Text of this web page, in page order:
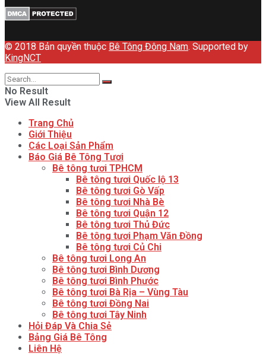
© 2018 Bản quyền thuộc Bê Tông Đông Nam. Supported by
KingNCT
No Result
View All Result
Trang Chủ
Giới Thiệu
Các Loại Sản Phẩm
Báo Giá Bê Tông Tươi
Bê tông tươi TPHCM
Bê tông tươi Quốc lộ 13
Bê tông tươi Gò Vấp
Bê tông tươi Nhà Bè
Bê tông tươi Quận 12
Bê tông tươi Thủ Đức
Bê tông tươi Phạm Văn Đồng
Bê tông tươi Củ Chi
Bê tông tươi Long An
Bê tông tươi Bình Dương
Bê tông tươi Bình Phước
Bê tông tươi Bà Rịa – Vùng Tàu
Bê tông tươi Đồng Nai
Bê tông tươi Tây Ninh
Hỏi Đáp Và Chia Sẻ
Bảng Giá Bê Tông
Liên Hệ